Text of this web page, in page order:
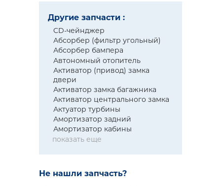
Другие запчасти :
CD-чейнджер
Абсорбер (фильтр угольный)
Абсорбер бампера
Автономный отопитель
Активатор (привод) замка
двери
Активатор замка багажника
Активатор центрального замка
Актуатор турбины
Амортизатор задний
Амортизатор кабины
показать еще
Не нашли запчасть?